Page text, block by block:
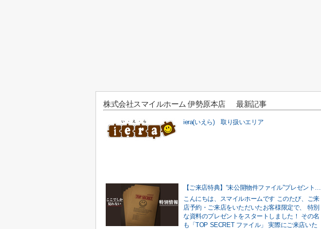
株式会社スマイルホーム 伊勢原本店 最新記事
iera(いえら) 取り扱いエリア
️【ご来店特典】“未公開物件ファイル”プレゼント開始！
こんにちは、スマイルホームです このたび、ご来
店予約・ご来店をいただいたお客様限定で、 特別
な資料のプレゼントをスタートしました！ その名
も「TOP SECRET ファイル」 実際にご来店いた